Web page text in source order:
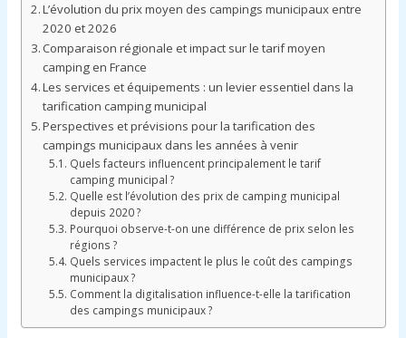
L’évolution du prix moyen des campings municipaux entre
2020 et 2026
Comparaison régionale et impact sur le tarif moyen
camping en France
Les services et équipements : un levier essentiel dans la
tarification camping municipal
Perspectives et prévisions pour la tarification des
campings municipaux dans les années à venir
Quels facteurs influencent principalement le tarif
camping municipal ?
Quelle est l’évolution des prix de camping municipal
depuis 2020 ?
Pourquoi observe-t-on une différence de prix selon les
régions ?
Quels services impactent le plus le coût des campings
municipaux ?
Comment la digitalisation influence-t-elle la tarification
des campings municipaux ?